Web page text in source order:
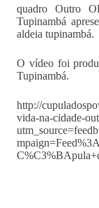
quadro Outro
Tupinambá
aldeia tupinambá.
O vídeo foi
Tupinambá.
http://
vida-na-cidade-